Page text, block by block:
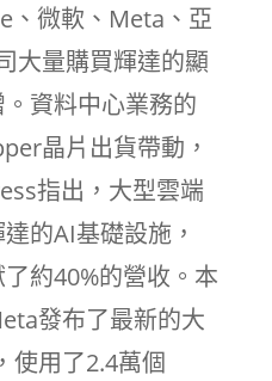
、微軟、Meta、亞
大量購買輝達的顯
資料中心業務的
晶片出貨帶動，
指出，大型雲端
的AI基礎設施，
約40%的營收。本
發布了最新的大
使用了2.4萬個